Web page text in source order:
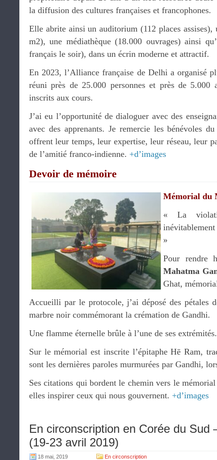
la diffusion des cultures françaises et francophones.
Elle abrite ainsi un auditorium (112 places assises),
m2), une médiathèque (18.000 ouvrages) ainsi
français le soir), dans un écrin moderne et attractif.
En 2023, l’Alliance française de Delhi a organisé
réuni près de 25.000 personnes et près de 5.000
inscrits aux cours.
J’ai eu l’opportunité de dialoguer avec des
avec des apprenants. Je remercie les bénévoles
offrent leur temps, leur expertise, leur réseau, leur
de l’amitié franco-indienne. +d’images
Devoir de mémoire
Mémorial du
« La
»
Pour rendre
Mahatma
Ghat,
Accueilli par le protocole, j’ai déposé des pétales
marbre noir commémorant la crémation de Gandhi.
Une flamme éternelle brûle à l’une de ses extrémités.
Sur le mémorial est inscrite l’épitaphe Hē Ram,
sont les dernières paroles murmurées par Gandhi,
Ses citations qui bordent le chemin vers le
elles inspirer ceux qui nous gouvernent. +d’images
En circonscription en Corée du Sud
(19-23 avril 2019)
18 mai, 2019 En circonscription